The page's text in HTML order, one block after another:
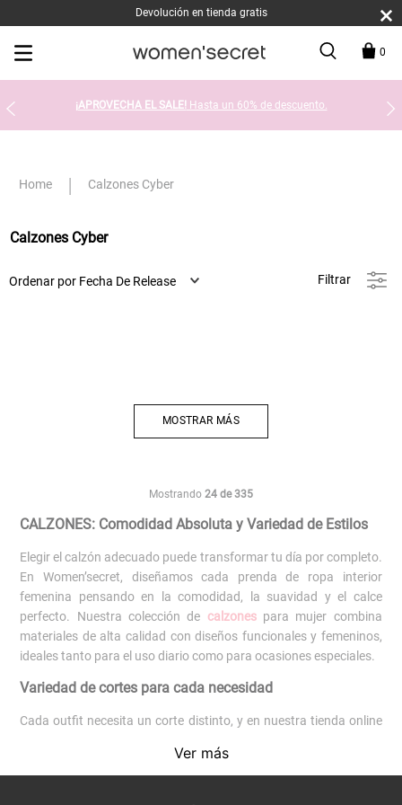
Devolución en tienda gratis
0
¡APROVECHA EL SALE! Hasta un 60% de descuento.
Calzones Cyber
Calzones Cyber
Ordenar por Fecha De Release Filtrar
MOSTRAR MÁS
Mostrando 24 de 335
CALZONES: Comodidad Absoluta y Variedad de Estilos
Elegir el calzón adecuado puede transformar tu día por completo.
En Women’secret, diseñamos cada prenda de ropa interior
femenina pensando en la comodidad, la suavidad y el calce
perfecto. Nuestra colección de calzonespara mujer combina
materiales de alta calidad con diseños funcionales y femeninos,
ideales tanto para el uso diario como para ocasiones especiales.
Variedad de cortes para cada necesidad
Cada outfit necesita un corte distinto, y en nuestra tienda online
invisibles, hasta
ofrecen mayor cobertura.
Ver más